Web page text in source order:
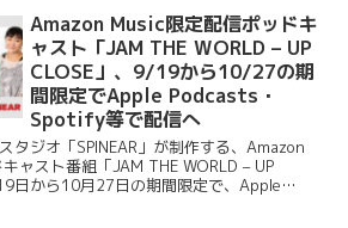
Amazon Music限定配信ポッドキ
ャスト「JAM THE WORLD – UP
CLOSE」、9/19から10/27の期
間限定でApple Podcasts・
Spotify等で配信へ
タジオ「SPINEAR」が制作する、Amazon
ャスト番組「JAM THE WORLD – UP
日から10月27日の期間限定で、Apple